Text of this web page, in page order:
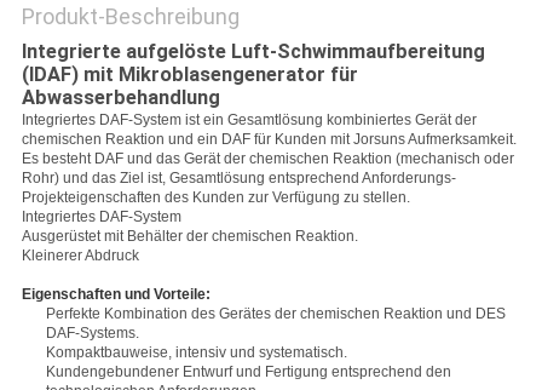
Produkt-Beschreibung
Integrierte aufgelöste Luft-Schwimmaufbereitung
(IDAF) mit Mikroblasengenerator für
Abwasserbehandlung
Integriertes DAF-System ist ein Gesamtlösung kombiniertes Gerät der
chemischen Reaktion und ein DAF für Kunden mit Jorsuns Aufmerksamkeit.
Es besteht DAF und das Gerät der chemischen Reaktion (mechanisch oder
Rohr) und das Ziel ist, Gesamtlösung entsprechend Anforderungs-
Projekteigenschaften des Kunden zur Verfügung zu stellen.
Integriertes DAF-System
Ausgerüstet mit Behälter der chemischen Reaktion.
Kleinerer Abdruck
Eigenschaften und Vorteile:
Perfekte Kombination des Gerätes der chemischen Reaktion und DES
DAF-Systems.
Kompaktbauweise, intensiv und systematisch.
Kundengebundener Entwurf und Fertigung entsprechend den